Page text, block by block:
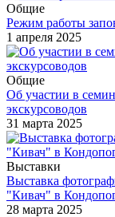
Общие
Режим работы
1 апреля 2025
Общие
Об участии в
экскурсоводов
31 марта 2025
Выставки
Выставка
"Кивач" в
28 марта 2025